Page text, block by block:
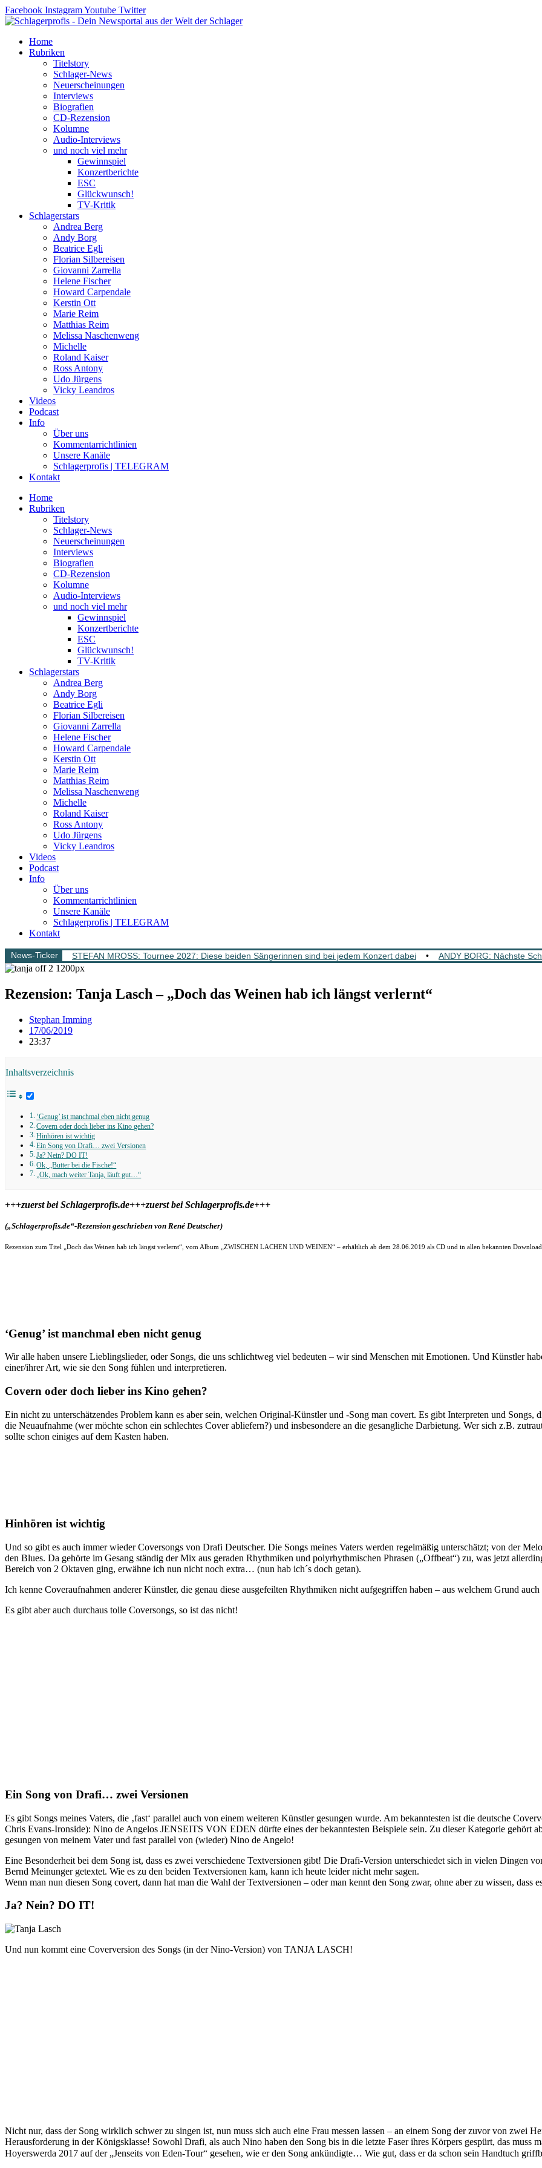
Zum
Inhalt
Facebook InstagramYoutube Twitter
Home
Rubriken
Titelstory
Schlager-News
Neuerscheinungen
Interviews
Biografien
CD-Rezension
Kolumne
Audio-Interviews
und noch viel mehr
Gewinnspiel
Konzertberichte
ESC
Glückwunsch!
TV-Kritik
Schlagerstars
Andrea Berg
Andy Borg
Beatrice Egli
Florian Silbereisen
Giovanni Zarrella
Helene Fischer
Howard Carpendale
Kerstin Ott
Marie Reim
Matthias Reim
Melissa Naschenweng
Michelle
Roland Kaiser
Ross Antony
Udo Jürgens
Vicky Leandros
Videos
Podcast
Info
Über uns
Kommentarrichtlinien
Unsere Kanäle
Schlagerprofis | TELEGRAM
Kontakt
Home
Rubriken
Titelstory
Schlager-News
Neuerscheinungen
Interviews
Biografien
CD-Rezension
Kolumne
Audio-Interviews
und noch viel mehr
Gewinnspiel
Konzertberichte
ESC
Glückwunsch!
TV-Kritik
Schlagerstars
Andrea Berg
Andy Borg
Beatrice Egli
Florian Silbereisen
Giovanni Zarrella
Helene Fischer
Howard Carpendale
Kerstin Ott
Marie Reim
Matthias Reim
Melissa Naschenweng
Michelle
Roland Kaiser
Ross Antony
Udo Jürgens
Vicky Leandros
Videos
Podcast
Info
Über uns
Kommentarrichtlinien
Unsere Kanäle
Schlagerprofis | TELEGRAM
Kontakt
News-Ticker STEFAN MROSS: Tournee 2027: Diese beiden Sängerinnen sind bei jedem Konzert dabei • ANDY BORG: Nächste
Rezension: Tanja Lasch – „Doch das Weinen hab ich längst verlernt“
Stephan Imming
17/06/2019
23:37
Inhaltsverzeichnis
‘Genug’ ist manchmal eben nicht genug
Covern oder doch lieber ins Kino gehen?
Hinhören ist wichtig
Ein Song von Drafi… zwei Versionen
Ja? Nein? DO IT!
Ok, „Butter bei die Fische!“
„Ok, mach weiter Tanja, läuft gut…“
+++zuerst bei Schlagerprofis.de+++zuerst bei Schlagerprofis.de+++
(„Schlagerprofis.de“-Rezension geschrieben von René Deutscher)
Rezension zum Titel „Doch das Weinen hab ich längst verlernt“, vom Album „ZWISCHEN LACHEN UND WEINEN“ – erhältlich ab dem 28.06.2019 als CD und in allen bekannten
‘Genug’ ist manchmal eben nicht genug
Wir alle haben unsere Lieblingslieder, oder Songs, die uns schlichtweg viel bedeuten – wir sind Menschen mit Emotionen. Und Künstler
einer/ihrer Art, wie sie den Song fühlen und interpretieren.
Covern oder doch lieber ins Kino gehen?
Ein nicht zu unterschätzendes Problem kann es aber sein, welchen Original-Künstler und -Song man covert. Es gibt Interpreten und
die Neuaufnahme (wer möchte schon ein schlechtes Cover abliefern?) und insbesondere an die gesangliche Darbietung. Wer sich z.B.
sollte schon einiges auf dem Kasten haben.
Hinhören ist wichtig
Und so gibt es auch immer wieder Coversongs von Drafi Deutscher. Die Songs meines Vaters werden regelmäßig unterschätzt; von der
den Blues. Da gehörte im Gesang ständig der Mix aus geraden Rhythmiken und polyrhythmischen Phrasen („Offbeat“) zu, was jetzt
Bereich von 2 Oktaven ging, erwähne ich nun nicht noch extra… (nun hab ich´s doch getan).
Ich kenne Coveraufnahmen anderer Künstler, die genau diese ausgefeilten Rhythmiken nicht aufgegriffen haben – aus welchem Grund
Es gibt aber auch durchaus tolle Coversongs, so ist das nicht!
Ein Song von Drafi… zwei Versionen
Es gibt Songs meines Vaters, die ‚fast‘ parallel auch von einem weiteren Künstler gesungen wurde. Am bekanntesten ist die deutsche
Chris Evans-Ironside): Nino de Angelos JENSEITS VON EDEN dürfte eines der bekanntesten Beispiele sein. Zu dieser Kategorie gehört
gesungen von meinem Vater und fast parallel von (wieder) Nino de Angelo!
Eine Besonderheit bei dem Song ist, dass es zwei verschiedene Textversionen gibt! Die Drafi-Version unterschiedet sich in vielen Dingen
Bernd Meinunger getextet. Wie es zu den beiden Textversionen kam, kann ich heute leider nicht mehr sagen.
Wenn man nun diesen Song covert, dann hat man die Wahl der Textversionen – oder man kennt den Song zwar, ohne aber zu wissen, dass
Ja? Nein? DO IT!
Und nun kommt eine Coverversion des Songs (in der Nino-Version) von TANJA LASCH!
Nicht nur, dass der Song wirklich schwer zu singen ist, nun muss sich auch eine Frau messen lassen – an einem Song der zuvor von zwei
Herausforderung in der Königsklasse! Sowohl Drafi, als auch Nino haben den Song bis in die letzte Faser ihres Körpers gespürt, das muss
Hoyerswerda 2017 auf der „Jenseits von Eden-Tour“ gesehen, wie er den Song ankündigte… Wie gut, dass er da schon sein Handtuch